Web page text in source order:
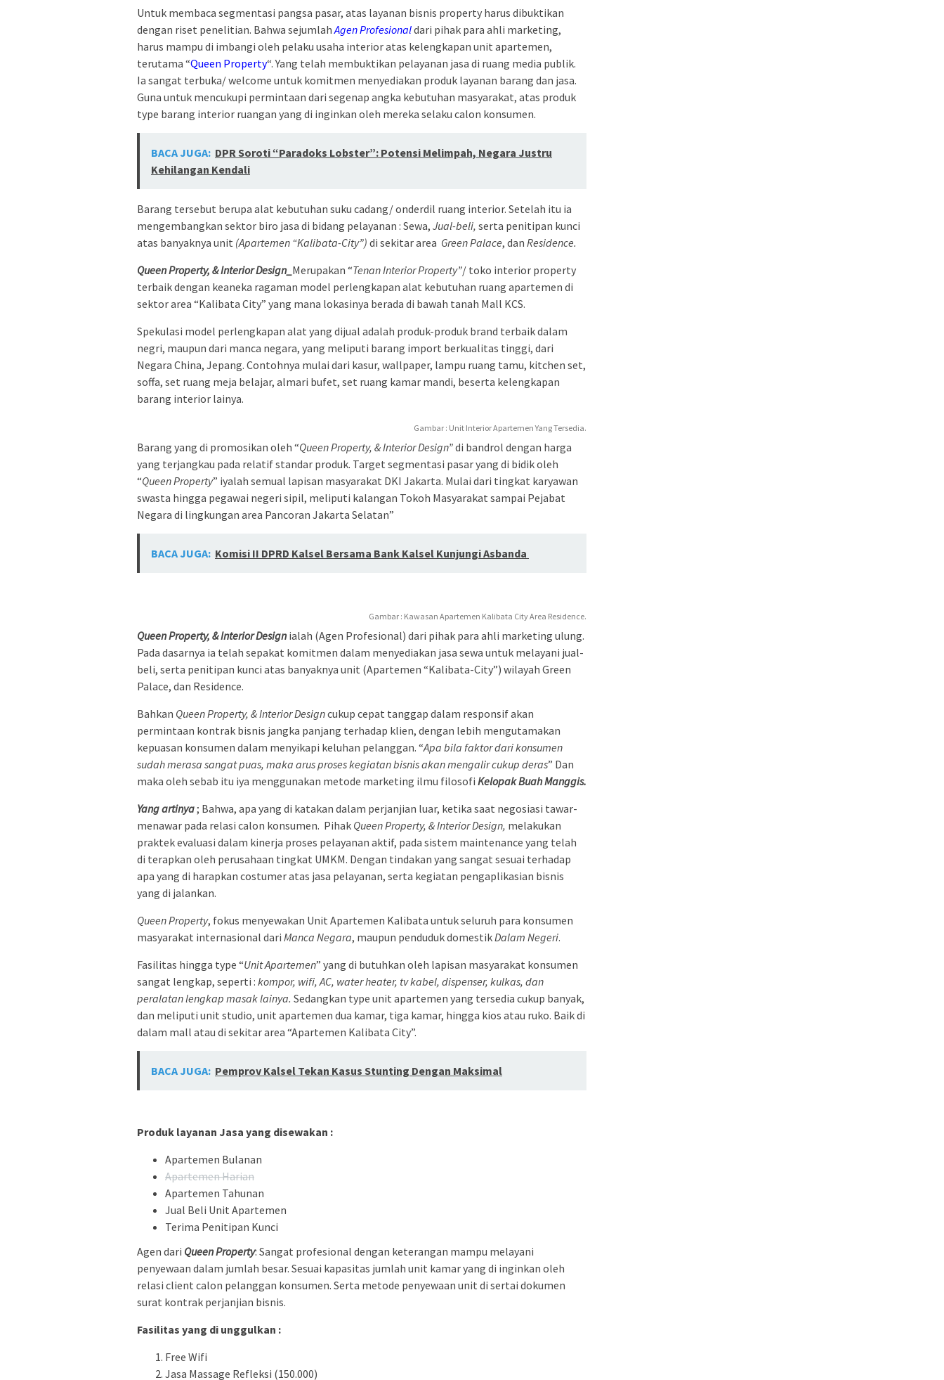
Untuk membaca segmentasi pangsa pasar, atas layanan bisnis property harus dibuktikan
dengan riset penelitian. Bahwa sejumlahAgenProfesionaldari pihak para ahli marketing,
harus mampu di imbangi oleh pelaku usaha interior atas kelengkapan unit apartemen,
terutama “Queen Property“. Yang telah membuktikan pelayanan jasa di ruang media publik.
Ia sangat terbuka/ welcome untuk komitmen menyediakan produk layanan barang dan jasa.
Guna untuk mencukupi permintaan dari segenap angka kebutuhan masyarakat, atas produk
type barang interior ruangan yang di inginkan oleh mereka selaku calon konsumen.
BACA JUGA: DPR Soroti “Paradoks Lobster”: Potensi Melimpah, Negara Justru
Kehilangan Kendali
Barang tersebut berupa alat kebutuhan suku cadang/ onderdil ruang interior. Setelah itu ia
mengembangkan sektor biro jasa di bidang pelayanan : Sewa, Jual-beli, serta penitipan kunci
atas banyaknya unit (Apartemen “Kalibata-City”) di sekitar area Green Palace, dan Residence.
Queen Property, & Interior Design_ Merupakan “TenanInterior Property”/ toko interior property
terbaik dengan keaneka ragaman model perlengkapan alat kebutuhan ruang apartemen di
sektor area “Kalibata City” yang mana lokasinya berada di bawah tanah Mall KCS.
Spekulasi model perlengkapan alat yang dijual adalah produk-produk brand terbaik dalam
negri, maupun dari manca negara, yang meliputi barang import berkualitas tinggi, dari
Negara China, Jepang. Contohnya mulai dari kasur, wallpaper, lampu ruang tamu, kitchen set,
soffa, set ruang meja belajar, almari bufet, set ruang kamar mandi, beserta kelengkapan
barang interior lainya.
Gambar : Unit Interior Apartemen Yang Tersedia.
Barang yang di promosikan oleh “Queen Property, & Interior Design”di bandrol dengan harga
yang terjangkau pada relatif standar produk. Target segmentasi pasar yang di bidik oleh
“Queen Property” iyalah semual lapisan masyarakat DKI Jakarta. Mulai dari tingkat karyawan
swasta hingga pegawai negeri sipil, meliputi kalangan Tokoh Masyarakat sampai Pejabat
Negara di lingkungan area Pancoran Jakarta Selatan”
BACA JUGA: Komisi II DPRD Kalsel Bersama Bank Kalsel Kunjungi Asbanda
Gambar : Kawasan Apartemen Kalibata City Area Residence.
Queen Property, & Interior Designialah (Agen Profesional) dari pihak para ahli marketing ulung.
Pada dasarnya ia telah sepakat komitmen dalam menyediakan jasa sewa untuk melayani jual-
beli, serta penitipan kunci atas banyaknya unit (Apartemen “Kalibata-City”) wilayah Green
Palace, dan Residence.
Bahkan Queen Property, & Interior Designcukup cepat tanggap dalam responsif akan
permintaan kontrak bisnis jangka panjang terhadap klien, dengan lebih mengutamakan
kepuasan konsumen dalam menyikapi keluhan pelanggan. “Apa bila faktor dari konsumen
sudah merasa sangat puas, maka arus proses kegiatan bisnis akan mengalir cukup deras” Dan
maka oleh sebab itu iya menggunakan metode marketing ilmu filosofi Kelopak Buah Manggis.
Yang artinya; Bahwa, apa yang di katakan dalam perjanjian luar, ketika saat negosiasi tawar-
menawar pada relasi calon konsumen. Pihak Queen Property, & Interior Design, melakukan
praktek evaluasi dalam kinerja proses pelayanan aktif, pada sistem maintenance yang telah
di terapkan oleh perusahaan tingkat UMKM. Dengan tindakan yang sangat sesuai terhadap
apa yang di harapkan costumer atas jasa pelayanan, serta kegiatan pengaplikasian bisnis
yang di jalankan.
Queen Property, fokus menyewakan Unit Apartemen Kalibata untuk seluruh para konsumen
masyarakat internasional dari Manca Negara, maupun penduduk domestikDalam Negeri.
Fasilitas hingga type “Unit Apartemen” yang di butuhkan oleh lapisan masyarakat konsumen
sangat lengkap, seperti : kompor, wifi, AC, water heater, tv kabel, dispenser, kulkas, dan
peralatan lengkap masak lainya. Sedangkan type unit apartemen yang tersedia cukup banyak,
dan meliputi unit studio, unit apartemen dua kamar, tiga kamar, hingga kios atau ruko. Baik di
dalam mall atau di sekitar area “Apartemen Kalibata City”.
BACA JUGA: Pemprov Kalsel Tekan Kasus Stunting Dengan Maksimal
Produk layanan Jasa yang disewakan :
Apartemen Bulanan
Apartemen Harian
Apartemen Tahunan
Jual Beli Unit Apartemen
Terima Penitipan Kunci
Agen dari Queen Property: Sangat profesional dengan keterangan mampu melayani
penyewaan dalam jumlah besar. Sesuai kapasitas jumlah unit kamar yang di inginkan oleh
relasi client calon pelanggan konsumen. Serta metode penyewaan unit di sertai dokumen
surat kontrak perjanjian bisnis.
Fasilitas yang di unggulkan :
Free Wifi
Jasa Massage Refleksi (150.000)